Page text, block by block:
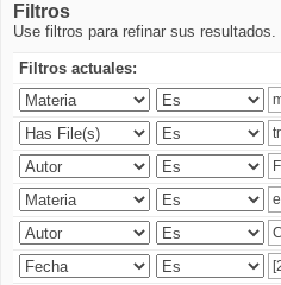
Filtros
Use filtros para refinar sus resultados.
Filtros actuales: